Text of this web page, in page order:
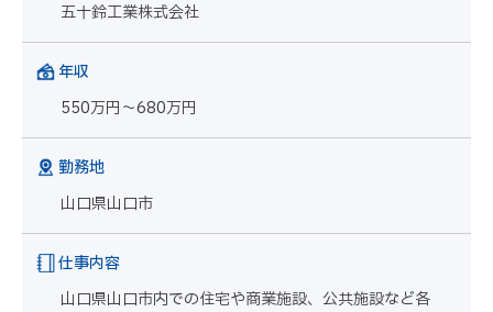
五十鈴工業株式会社
年収
550万円～680万円
勤務地
山口県山口市
仕事内容
山口県山口市内での住宅や商業施設、公共施設など各